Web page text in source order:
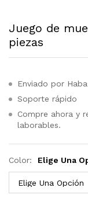
Juego de
piezas
Enviado por
Soporte rápido
Compre ahora y
laborables.
Color: Elige Una